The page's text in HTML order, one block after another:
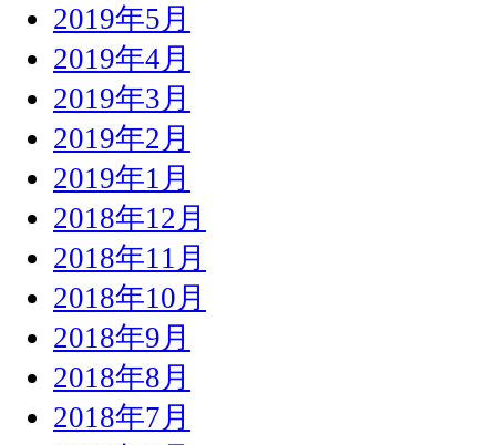
2019年5月
2019年4月
2019年3月
2019年2月
2019年1月
2018年12月
2018年11月
2018年10月
2018年9月
2018年8月
2018年7月